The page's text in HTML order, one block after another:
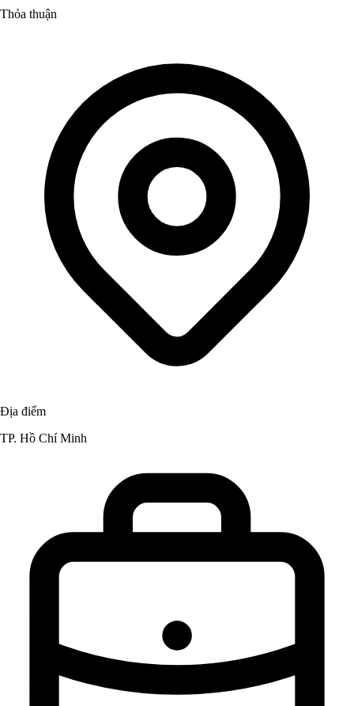
Thỏa thuận
Địa điểm
TP. Hồ Chí Minh